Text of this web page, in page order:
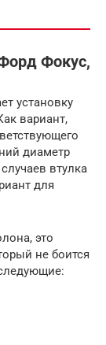
Фокус,
установку
вариант,
диаметр
втулка
для
это
не боится